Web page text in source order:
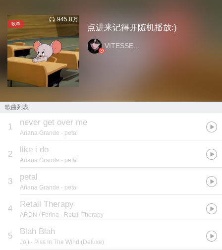
歌单
945.8万
点进来记得开随机播放:)
VITESSE...
歌曲列表
1 never get over me
Ariana Grande - petal
2 like i do
Ariana Grande - petal
3 petal
Ariana Grande - petal
4 Retail Therapy
ARDN / Ferina - Retail Therapy
5 Blah Blah
Joji - Piss In The Wind (Deluxe)